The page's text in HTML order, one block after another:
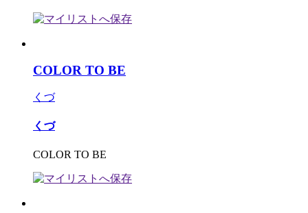
COLOR TO BE
くづ
くづ
COLOR TO BE